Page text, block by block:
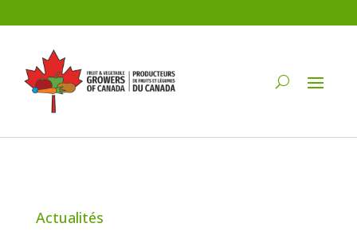
Actualités